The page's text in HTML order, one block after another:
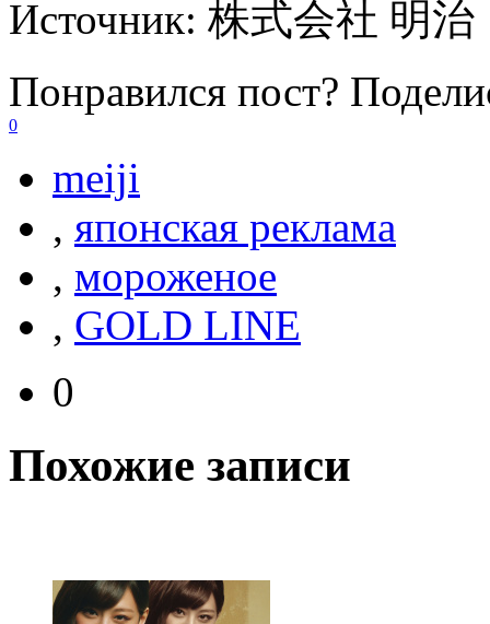
Источник: 株式会社 明治
Понравился пост?
0
meiji
, японская реклама
, мороженое
, GOLD LINE
0
Похожие записи